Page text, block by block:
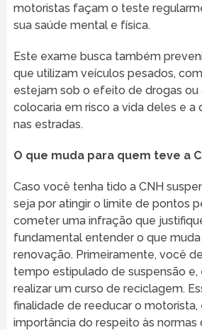
motoristas façam o teste
sua saúde mental e física.
Este exame busca também
que utilizam veículos pesados,
estejam sob o efeito de drogas ou
colocaria em risco a vida deles e a
nas estradas.
O que muda para quem teve a
Caso você tenha tido a CNH
seja por atingir o limite de pontos
cometer uma infração que
fundamental entender o que
renovação. Primeiramente, você
tempo estipulado de suspensão e,
realizar um curso de reciclagem.
finalidade de reeducar o
importância do respeito às normas